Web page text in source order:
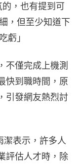
的，也有提到可
，但至少知道下
虧」
不僅完成上機測
快到職時間，原
引發網友熱烈討
潔表示，許多人
評估人才時，除